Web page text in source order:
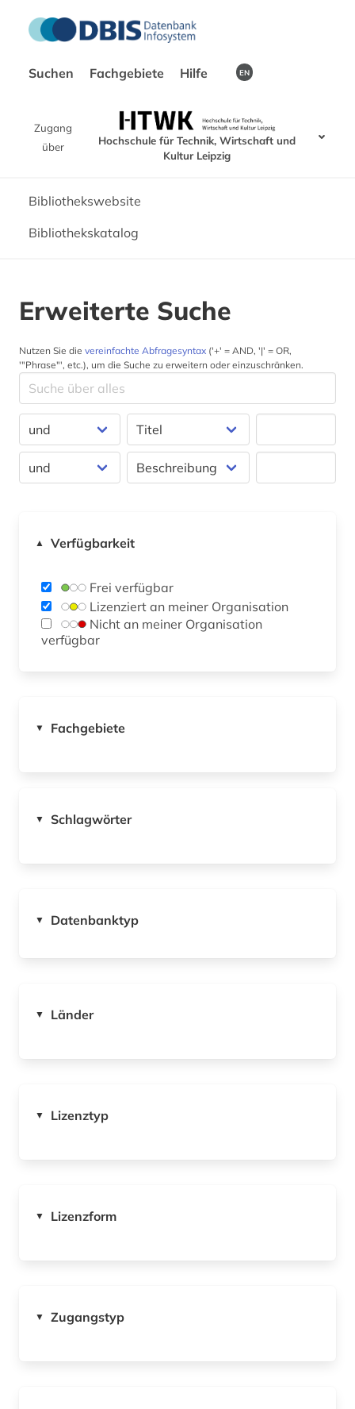
Suchen Fachgebiete Hilfe EN
Zugang
über
Hochschule für Technik, Wirtschaft und
Kultur Leipzig
Bibliothekswebsite
Bibliothekskatalog
Erweiterte Suche
Nutzen Sie die vereinfachte Abfragesyntax ('+' = AND, '|' = OR,
'"Phrase"', etc.), um die Suche zu erweitern oder einzuschränken.
▲ Verfügbarkeit
Frei verfügbar
Lizenziert an meiner Organisation
verfügbar
▼ Fachgebiete
▼ Schlagwörter
▼ Datenbanktyp
▼ Länder
▼ Lizenztyp
▼ Lizenzform
▼ Zugangstyp